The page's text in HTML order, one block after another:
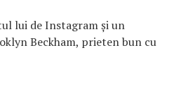
lui de Instagram și un
Beckham, prieten bun cu